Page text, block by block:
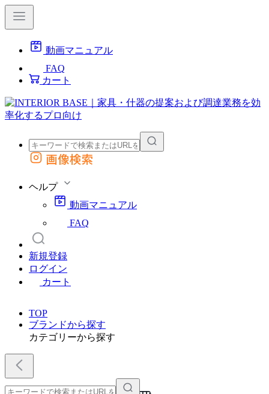
動画マニュアル
FAQ
カート
外部サイトの商品をカートに追加
画像検索
ヘルプ
動画マニュアル
FAQ
新規登録
ログイン
カート
TOP
ブランドから探す
カテゴリーから探す